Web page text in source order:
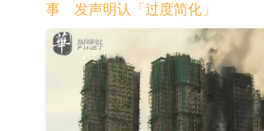
目标客户的测试认证
上期所：7月份对11个
账户组采取限制开仓的
特发服务：成功中标哔
江总部物业服务项目
亚太股份：公司是零跑
Stellantis集团的供应商
理工雷科面向边缘AI场
事 发声明认「过度简化」